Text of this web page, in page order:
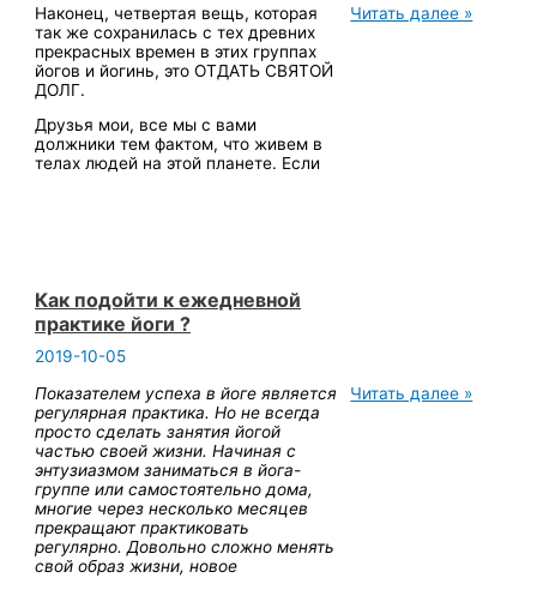
Наконец, четвертая вещь, которая
так же сохранилась с тех древних
прекрасных времен в этих группах
йогов и йогинь, это ОТДАТЬ СВЯТОЙ
ДОЛГ.
Друзья мои, все мы с вами
должники тем фактом, что живем в
телах людей на этой планете. Если
Образ
Читать далее »
Как подойти к ежедневной
практике йоги ?
2019-10-05
Показателем успеха в йоге является
регулярная практика. Но не всегда
просто сделать занятия йогой
частью своей жизни. Начиная с
энтузиазмом заниматься в йога-
группе или самостоятельно дома,
многие через несколько месяцев
прекращают практиковать
регулярно. Довольно сложно менять
свой образ жизни, новое
Как
Читать далее »